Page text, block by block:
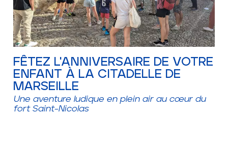
FÊTEZ L'ANNIVERSAIRE DE VOTRE
ENFANT À LA CITADELLE DE
MARSEILLE
Une aventure ludique en plein air au cœur du
fort Saint-Nicolas